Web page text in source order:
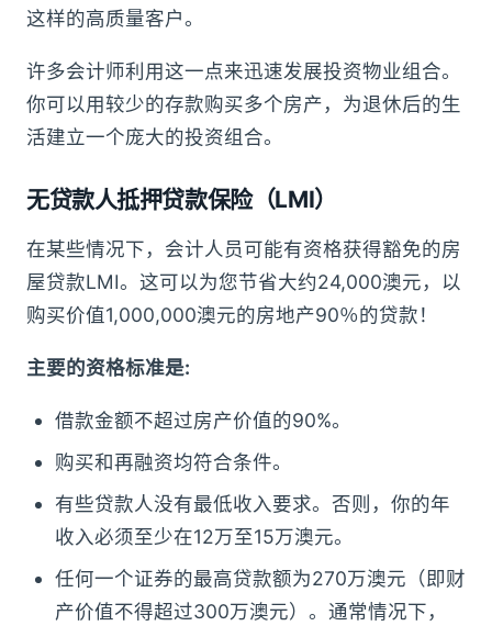
这样的高质量客户。
许多会计师利用这一点来迅速发展投资物业组合。
你可以用较少的存款购买多个房产，为退休后的生
活建立一个庞大的投资组合。
无贷款人抵押贷款保险（LMI）
在某些情况下，会计人员可能有资格获得豁免的房
屋贷款LMI。这可以为您节省大约24,000澳元，以
购买价值1,000,000澳元的房地产90％的贷款！
主要的资格标准是:
借款金额不超过房产价值的90%。
购买和再融资均符合条件。
有些贷款人没有最低收入要求。否则，你的年
收入必须至少在12万至15万澳元。
任何一个证券的最高贷款额为270万澳元（即财
产价值不得超过300万澳元）。通常情况下，